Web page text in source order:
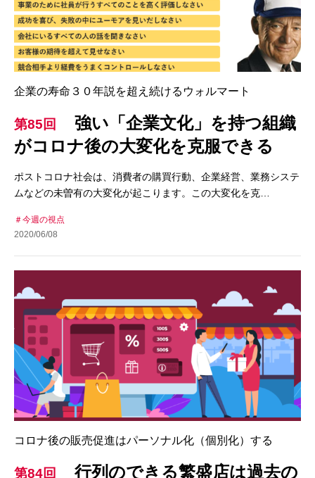
企業の寿命３０年説を超え続けるウォルマート
第85回
強い「企業文化」を持つ組織
がコロナ後の大変化を克服できる
ポストコロナ社会は、消費者の購買行動、企業経営、業務システ
ムなどの未曽有の大変化が起こります。この大変化を克…
今週の視点
2020/06/08
コロナ後の販売促進はパーソナル化（個別化）する
第84回 行列のできる繁盛店は過去の